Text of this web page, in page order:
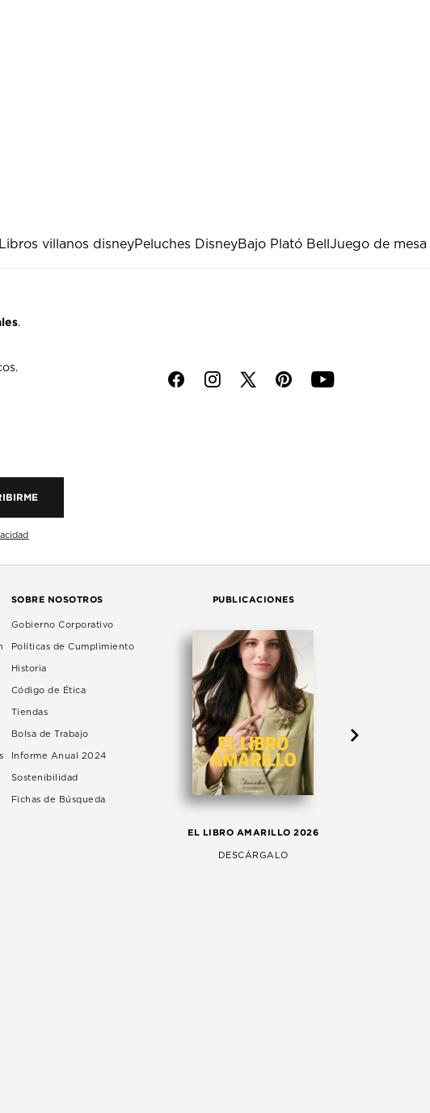
Libros villanos disneyPeluches DisneyBajo Plató Bell Juego de mesa
.
f i p y
SOBRE NOSOTROS
Gobierno Corporativo
Políticas de Cumplimiento
Historia
Código de Ética
Tiendas
Bolsa de Trabajo
Informe Anual 2024
Sostenibilidad
Fichas de Búsqueda
PUBLICACIONES
EL LIBRO AMARILLO 2026
DESCÁRGALO